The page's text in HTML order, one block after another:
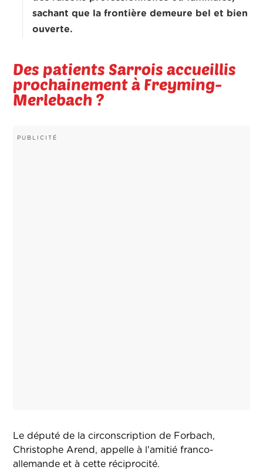
sachant que la frontière demeure bel et bien
ouverte.
Des patients Sarrois accueillis
prochainement à Freyming-
Merlebach ?
Le député de la circonscription de Forbach,
Christophe Arend, appelle à l'amitié franco-
allemande et à cette réciprocité.